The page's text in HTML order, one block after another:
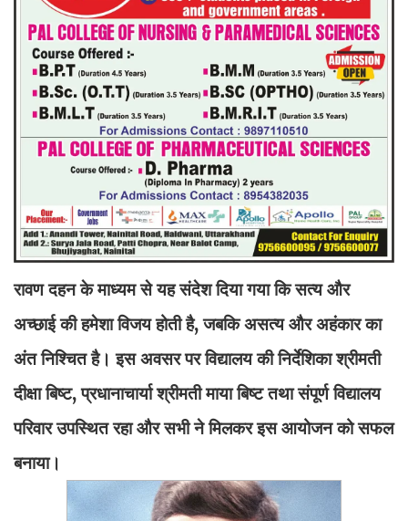
रावण दहन के माध्यम से यह संदेश दिया गया कि सत्य और
अच्छाई की हमेशा विजय होती है, जबकि असत्य और अहंकार का
अंत निश्चित है। इस अवसर पर विद्यालय की निर्देशिका श्रीमती
दीक्षा बिष्ट, प्रधानाचार्या श्रीमती माया बिष्ट तथा संपूर्ण विद्यालय
परिवार उपस्थित रहा और सभी ने मिलकर इस आयोजन को सफल
बनाया।